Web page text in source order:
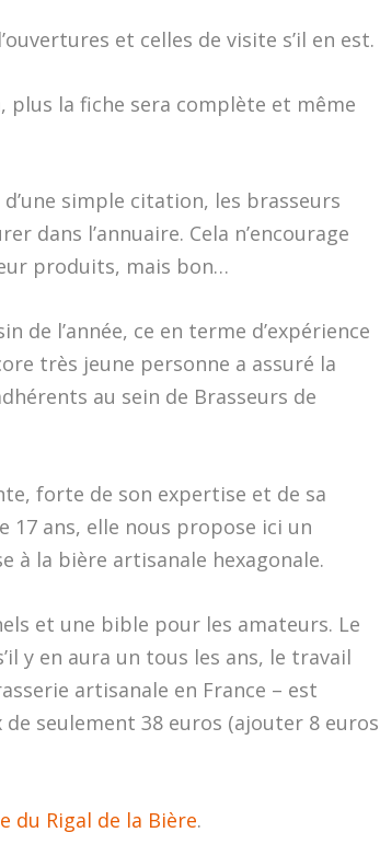
et celles de visite s’il en est.
plus la fiche sera complète et même
simple citation, les brasseurs
dans l’annuaire. Cela n’encourage
produits, mais bon…
de l’année, ce en terme d’expérience
très jeune personne a assuré la
au sein de Brasseurs de
forte de son expertise et de sa
17 ans, elle nous propose ici un
à la bière artisanale hexagonale.
et une bible pour les amateurs. Le
y en aura un tous les ans, le travail
artisanale en France – est
seulement 38 euros (ajouter 8 euros
du Rigal de la Bière.